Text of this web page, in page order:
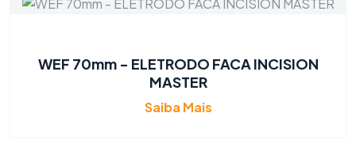
WEF 70mm - ELETRODO FACA INCISION
MASTER
Saiba Mais